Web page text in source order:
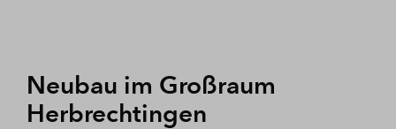
Neubau im Großraum
Herbrechtingen